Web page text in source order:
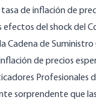
de inflación de
efectos del shock del
Cadena de Suministro
de precios
Profesionales
sorprendente que